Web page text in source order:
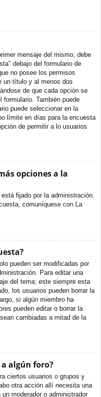
mensaje del mismo, debe
debajo del formulario de
no posee los permisos
un título y al menos dos
de que cada opción se
formulario. También puede
puede seleccionar en la
límite en días para la encuesta
de permitir a lo usuarios
opciones a la
fijado por la administración.
comuníquese con La
pueden ser modificadas por
Para editar una
del tema; este siempre esta
los usuarios pueden borrar la
si algún miembro ha
pueden editar o borrar la
cambiadas a mitad de la
a algún foro?
ciertos usuarios o grupos y
otra acción allí necesita una
moderador o administrador